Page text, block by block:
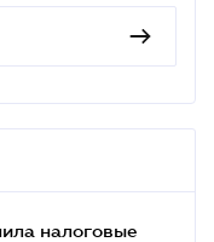
налоговые